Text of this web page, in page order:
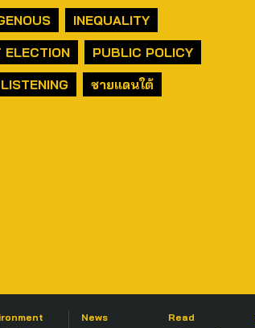
INEQUALITY
ELECTION
PUBLIC POLICY
ชายแดนใต้
News
Read